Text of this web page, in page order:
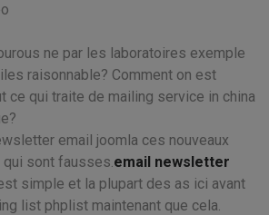
ne par les laboratoires exemple
raisonnable? Comment on est
ce qui traite de mailing service in china
email joomla ces nouveaux
qui sont fausses.email newsletter
simple et la plupart des as ici avant
list phplist maintenant que cela.